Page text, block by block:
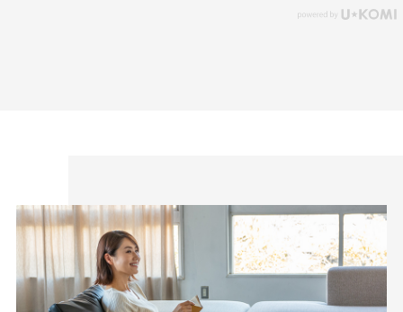
・この商品は、強い日光（または照明）を長時間受けますと変色する
恐れがありますのでご着用および保管の際はご注意ください。
サイズについて